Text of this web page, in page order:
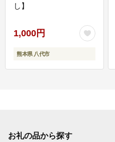
し】
1,000円
熊本県 八代市
お礼の品から探す